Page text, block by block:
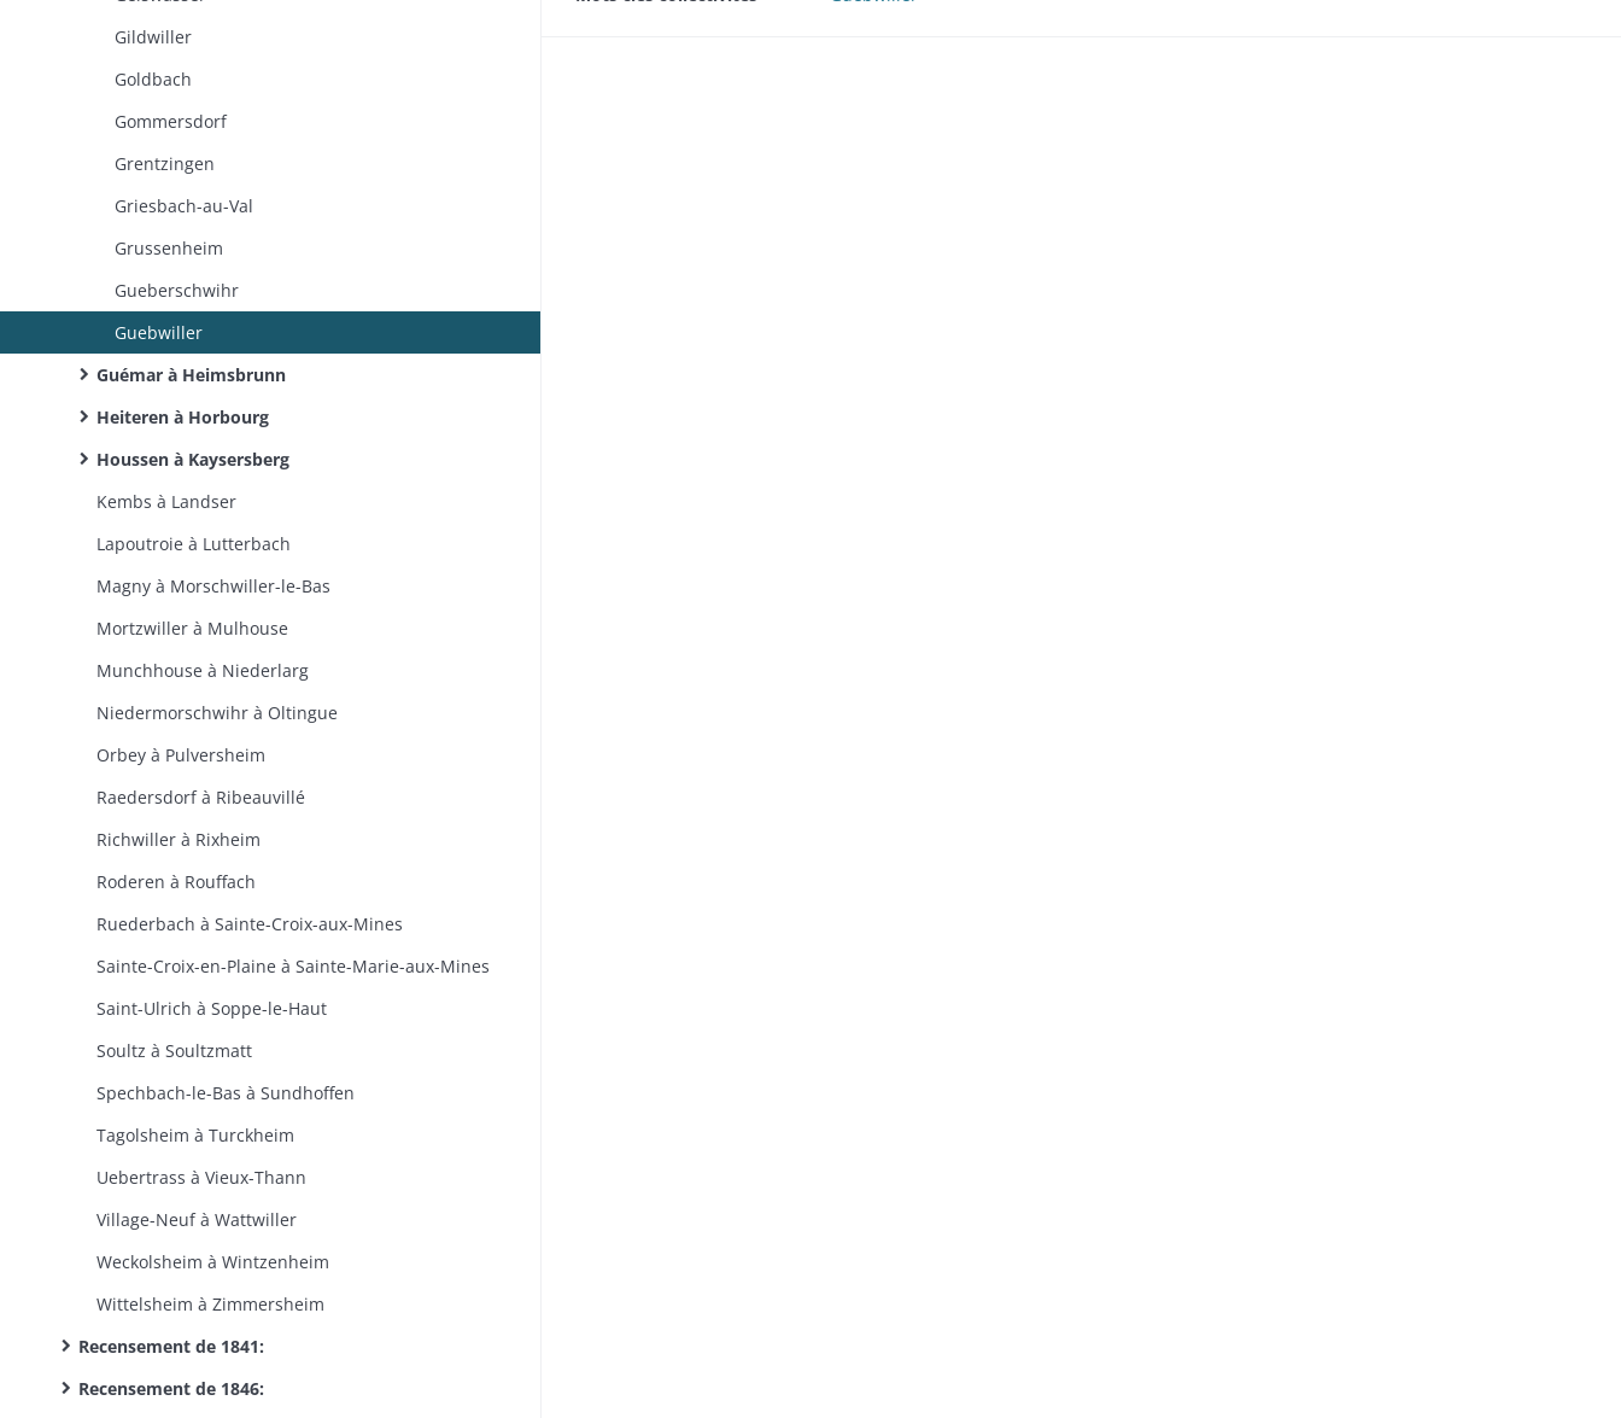
Gildwiller
Goldbach
Gommersdorf
Grentzingen
Griesbach-au-Val
Grussenheim
Gueberschwihr
Guebwiller
Guémar à Heimsbrunn
Heiteren à Horbourg
Houssen à Kaysersberg
Kembs à Landser
Lapoutroie à Lutterbach
Magny à Morschwiller-le-Bas
Mortzwiller à Mulhouse
Munchhouse à Niederlarg
Niedermorschwihr à Oltingue
Orbey à Pulversheim
Raedersdorf à Ribeauvillé
Richwiller à Rixheim
Roderen à Rouffach
Ruederbach à Sainte-Croix-aux-Mines
Sainte-Croix-en-Plaine à Sainte-Marie-aux-Mines
Saint-Ulrich à Soppe-le-Haut
Soultz à Soultzmatt
Spechbach-le-Bas à Sundhoffen
Tagolsheim à Turckheim
Uebertrass à Vieux-Thann
Village-Neuf à Wattwiller
Weckolsheim à Wintzenheim
Wittelsheim à Zimmersheim
Recensement de 1841:
Recensement de 1846: